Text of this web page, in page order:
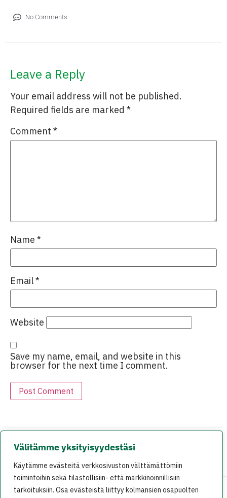
Välitämme yksityisyydestäsi
Käytämme evästeitä verkkosivuston välttämättömiin
toimintoihin sekä tilastollisiin- että markkinoinnillisiin
tarkoituksiin. Osa evästeistä liittyy kolmansien osapuolten
No Comments
Leave a Reply
Your email address will not be published.
Required fields are marked *
Comment *
Name *
Email*
Website
Save my name, email, and website in this
browser for the next time I comment.
Viikko 19/05 (9.-15.5.) VihreÃ¤ Lanka: Ilta BollnÃ¤sissÃ¤